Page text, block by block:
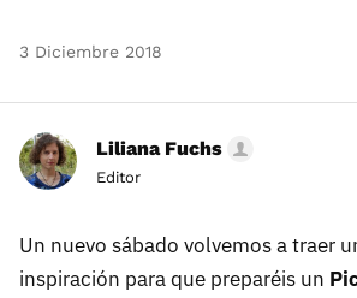
3 Diciembre 2018
Liliana Fuchs
Editor
Un nuevo sábado volvemos a traer
inspiración para que preparéis un